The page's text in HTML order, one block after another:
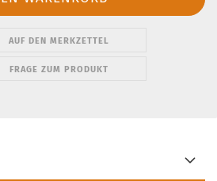
AUF DEN MERKZETTEL
FRAGE ZUM PRODUKT